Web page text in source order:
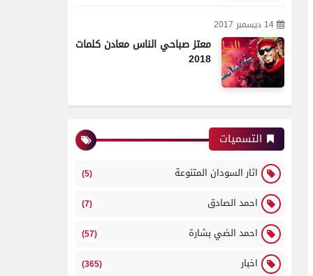
14 ديسمبر 2017
معتز صباحي الناس معادن كلمات
2018
التسميات
اثار السودان المتنوعة (5)
احمد الصادق (7)
احمد الضي بشارة (57)
اخبار (365)